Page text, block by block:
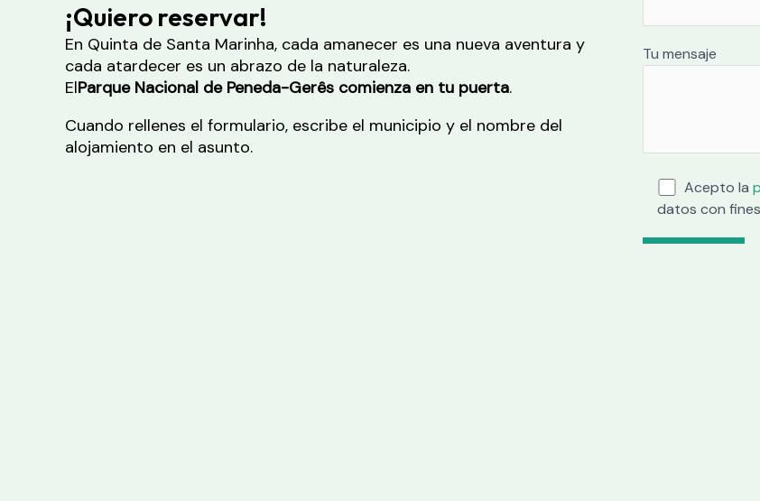
¡Quiero reservar!
En Quinta de Santa Marinha, cada amanecer es una nueva aventura y
cada atardecer es un abrazo de la naturaleza.
ElParque Nacional de Peneda-Gerês comienza en tu puerta.
Cuando rellenes el formulario, escribe el municipio y el nombre del
alojamiento en el asunto.
Tu mensaje
Acepto la
datos con